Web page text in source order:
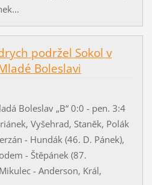
podržel Sokol v
Boleslavi
Boleslav „B“ 0:0 - pen. 3:4
Vyšehrad, Staněk, Polák
- Hundák (46. D. Pánek),
- Štěpánek (87.
- Anderson, Král,